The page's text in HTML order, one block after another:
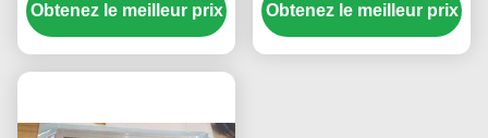
connecteur 40 broches
pour navigateur GPS de
Obtenez le meilleur prix
WLED, panneau TFT-
LCD pour UMPC
Obtenez le meilleur prix